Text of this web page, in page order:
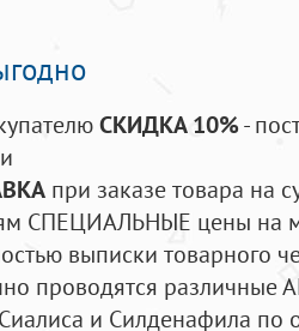
СКИДКА 10%-
при заказе товара на
СПЕЦИАЛЬНЫЕ цены на
выписки товарного
проводятся
и Силденафила по